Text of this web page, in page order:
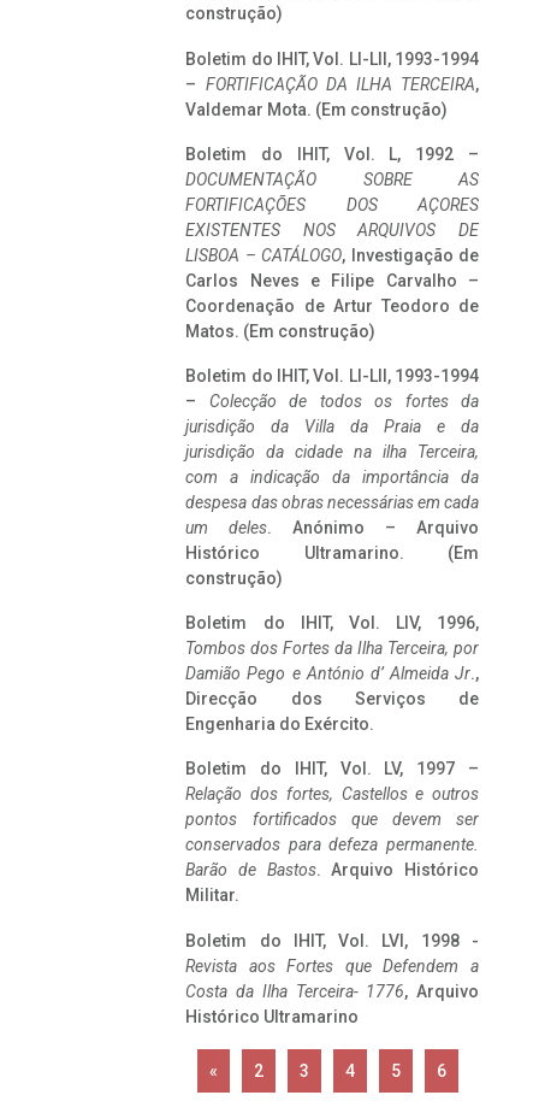
construção)
Boletim do IHIT, Vol. LI-LII, 1993-1994
– FORTIFICAÇÃO DA ILHA TERCEIRA,
Valdemar Mota. (Em construção)
Boletim do IHIT, Vol. L, 1992 –
DOCUMENTAÇÃO SOBRE AS
FORTIFICAÇÕES DOS AÇORES
EXISTENTES NOS ARQUIVOS DE
LISBOA – CATÁLOGO, Investigação de
Carlos Neves e Filipe Carvalho –
Coordenação de Artur Teodoro de
Matos. (Em construção)
Boletim do IHIT, Vol. LI-LII, 1993-1994
– Colecção de todos os fortes da
jurisdição da Villa da Praia e da
jurisdição da cidade na ilha Terceira,
com a indicação da importância da
despesa das obras necessárias em cada
um deles. Anónimo – Arquivo
Histórico Ultramarino. (Em
construção)
Boletim do IHIT, Vol. LIV, 1996,
Tombos dos Fortes da Ilha Terceira, por
Damião Pego e António d’ Almeida Jr.,
Direcção dos Serviços de
Engenharia do Exército.
Boletim do IHIT, Vol. LV, 1997 –
Relação dos fortes, Castellos e outros
pontos fortificados que devem ser
conservados para defeza permanente.
Barão de Bastos. Arquivo Histórico
Militar.
Boletim do IHIT, Vol. LVI, 1998 -
Revista aos Fortes que Defendem a
Costa da Ilha Terceira- 1776, Arquivo
Histórico Ultramarino
« 2 3 4 5 6